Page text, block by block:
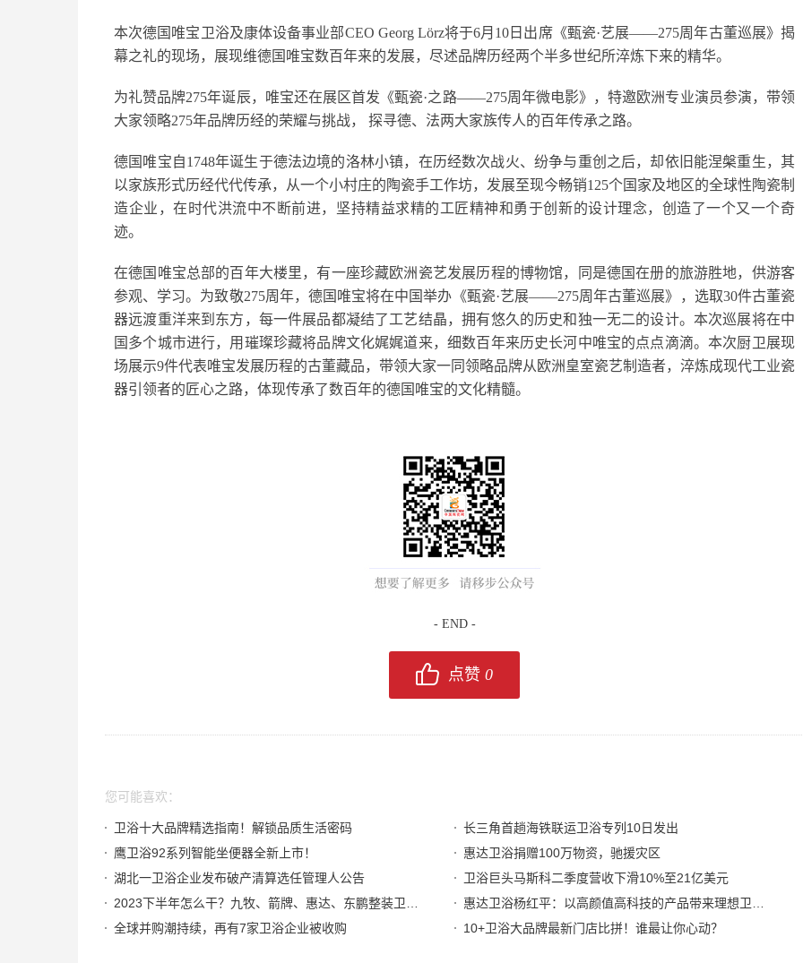
本次德国唯宝卫浴及康体设备事业部CEO Georg Lörz将于6月10日出席《甄瓷·艺展——275周年古董巡展》揭
幕之礼的现场，展现维德国唯宝数百年来的发展，尽述品牌历经两个半多世纪所淬炼下来的精华。
为礼赞品牌275年诞辰，唯宝还在展区首发《甄瓷·之路——275周年微电影》，特邀欧洲专业演员参演，带领
大家领略275年品牌历经的荣耀与挑战， 探寻德、法两大家族传人的百年传承之路。
德国唯宝自1748年诞生于德法边境的洛林小镇，在历经数次战火、纷争与重创之后，却依旧能涅槃重生，其
以家族形式历经代代传承，从一个小村庄的陶瓷手工作坊，发展至现今畅销125个国家及地区的全球性陶瓷制
造企业，在时代洪流中不断前进，坚持精益求精的工匠精神和勇于创新的设计理念，创造了一个又一个奇
迹。
在德国唯宝总部的百年大楼里，有一座珍藏欧洲瓷艺发展历程的博物馆，同是德国在册的旅游胜地，供游客
参观、学习。为致敬275周年，德国唯宝将在中国举办《甄瓷·艺展——275周年古董巡展》，选取30件古董瓷
器远渡重洋来到东方，每一件展品都凝结了工艺结晶，拥有悠久的历史和独一无二的设计。本次巡展将在中
国多个城市进行，用璀璨珍藏将品牌文化娓娓道来，细数百年来历史长河中唯宝的点点滴滴。本次厨卫展现
场展示9件代表唯宝发展历程的古董藏品，带领大家一同领略品牌从欧洲皇室瓷艺制造者，淬炼成现代工业瓷
器引领者的匠心之路，体现传承了数百年的德国唯宝的文化精髓。
- END -
点赞 0
您可能喜欢：
卫浴十大品牌精选指南！解锁品质生活密码
长三角首趟海铁联运卫浴专列10日发出
鹰卫浴92系列智能坐便器全新上市！
惠达卫浴捐赠100万物资，驰援灾区
湖北一卫浴企业发布破产清算选任管理人公告
卫浴巨头马斯科二季度营收下滑10%至21亿美元
全球并购潮持续，再有7家卫浴企业被收购
10+卫浴大品牌最新门店比拼！谁最让你心动？